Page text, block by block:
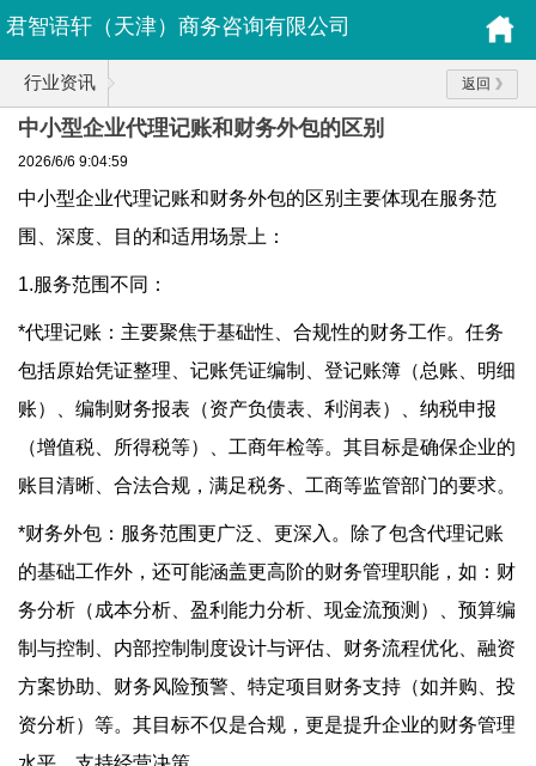
君智语轩（天津）商务咨询有限公司
行业资讯 返回
中小型企业代理记账和财务外包的区别
2026/6/6 9:04:59
中小型企业代理记账和财务外包的区别主要体现在服务范
围、深度、目的和适用场景上：
1.服务范围不同：
*代理记账：主要聚焦于基础性、合规性的财务工作。任务
包括原始凭证整理、记账凭证编制、登记账簿（总账、明细
账）、编制财务报表（资产负债表、利润表）、纳税申报
（增值税、所得税等）、工商年检等。其目标是确保企业的
账目清晰、合法合规，满足税务、工商等监管部门的要求。
*财务外包：服务范围更广泛、更深入。除了包含代理记账
的基础工作外，还可能涵盖更高阶的财务管理职能，如：财
务分析（成本分析、盈利能力分析、现金流预测）、预算编
制与控制、内部控制制度设计与评估、财务流程优化、融资
方案协助、财务风险预警、特定项目财务支持（如并购、投
资分析）等。其目标不仅是合规，更是提升企业的财务管理